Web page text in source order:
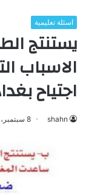
اسئلة تعليمية
يستنتج
الاسباب
اجتياح
shahn 8 سبتمبر، 2020